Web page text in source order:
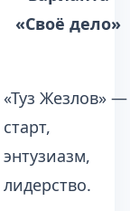
«Своё дело»
«Туз Жезлов» —
старт,
энтузиазм,
лидерство.